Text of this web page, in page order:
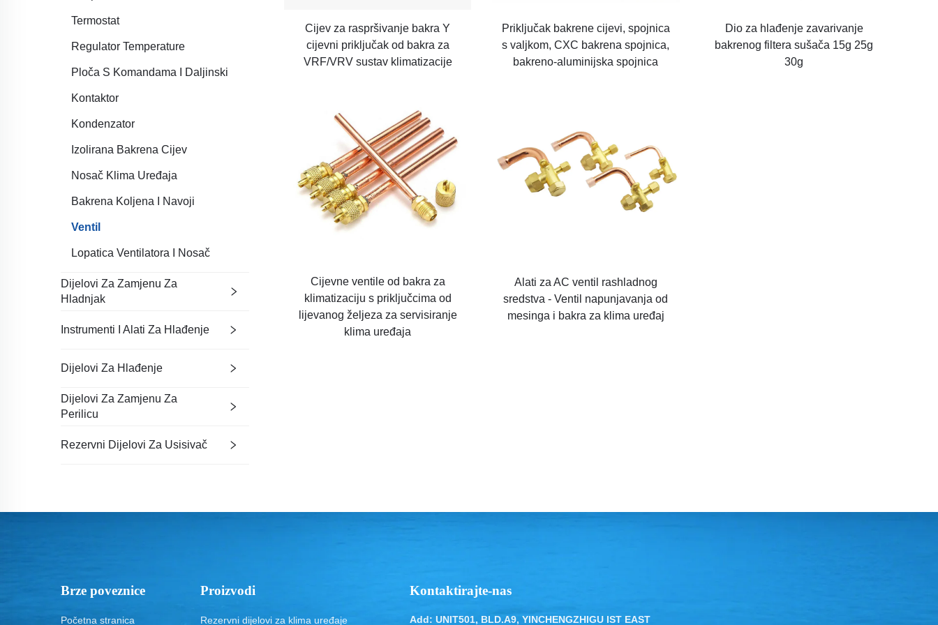
Termostat
Regulator Temperature
Ploča S Komandama I Daljinski
Kontaktor
Kondenzator
Izolirana Bakrena Cijev
Nosač Klima Uređaja
Bakrena Koljena I Navoji
Ventil
Lopatica Ventilatora I Nosač
Dijelovi Za Zamjenu Za
Hladnjak
Instrumenti I Alati Za Hlađenje
Dijelovi Za Hlađenje
Dijelovi Za Zamjenu Za
Perilicu
Rezervni Dijelovi Za Usisivač
Cijev za raspršivanje bakra Y
cijevni priključak od bakra za
VRF/VRV sustav klimatizacije
Priključak bakrene cijevi, spojnica
s valjkom, CXC bakrena spojnica,
bakreno-aluminijska spojnica
Dio za hlađenje zavarivanje
bakrenog filtera sušača 15g 25g
30g
Cijevne ventile od bakra za
klimatizaciju s priključcima od
lijevanog željeza za servisiranje
klima uređaja
Alati za AC ventil rashladnog
sredstva - Ventil napunjavanja od
mesinga i bakra za klima uređaj
Brze poveznice
Početna stranica
Proizvodi
Rezervni dijelovi za klima uređaje
Kontaktirajte-nas
Add: UNIT501, BLD.A9, YINCHENGZHIGU IST EAST